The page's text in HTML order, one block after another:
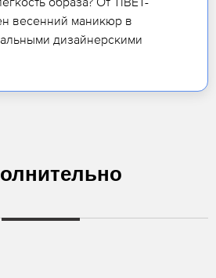
весенний маникюр в
дизайнерскими